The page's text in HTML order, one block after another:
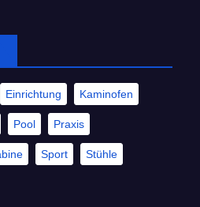
Einrichtung Kaminofen
Pool Praxis
Sport Stühle